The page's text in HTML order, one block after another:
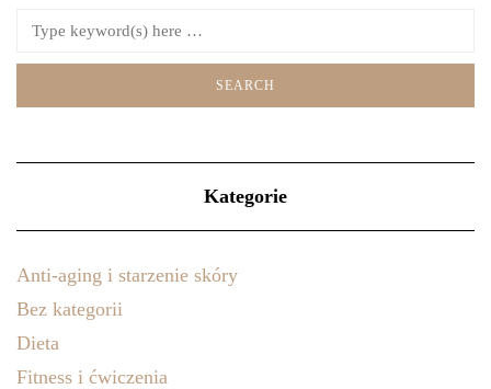
Kategorie
Anti-aging i starzenie skóry
Bez kategorii
Dieta
Fitness i ćwiczenia